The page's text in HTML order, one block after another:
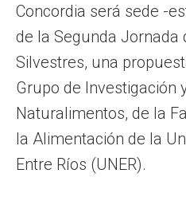
Concordia será sede -
de la Segunda Jornada
Silvestres, una
Grupo de Investigación
Naturalimentos, de la
la Alimentación de la
Entre Ríos (UNER).